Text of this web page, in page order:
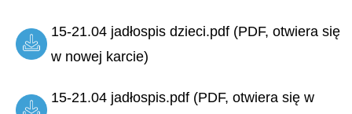
15-21.04 jadłospis dzieci.pdf (PDF, otwiera się
w nowej karcie)
15-21.04 jadłospis.pdf (PDF, otwiera się w